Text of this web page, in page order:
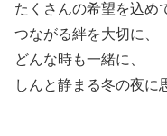
たくさんの希望を込め
つながる絆を大切に、
どんな時も一緒に、
しんと静まる冬の夜に